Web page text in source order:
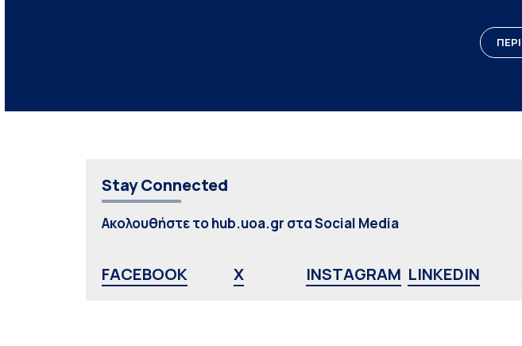
Stay Connected
Ακολουθήστε το hub.uoa.gr στα Social Media
FACEBOOK X INSTAGRAM LINKEDIN